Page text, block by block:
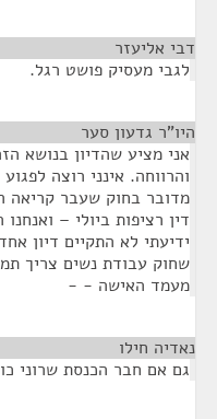
דבי אליעזר
לגבי מעסיק פושט רגל.
היו"ר גדעון סער
אני מציע שהדיון בנושא
והרווחה. אינני רוצה
מדובר בחוק שעבר קריאה
דין רציפות ביולי –
ידיעתי לא התקיים דיון
שחוק עבודת נשים צריך
מעמד האישה - -
נאדיה חילו
גם אם חבר הכנסת שרוני